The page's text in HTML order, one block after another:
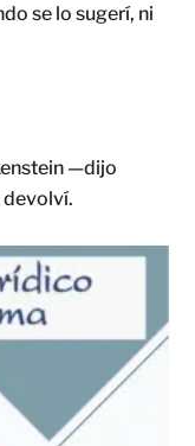
se lo sugerí, ni
—dijo
devolví.